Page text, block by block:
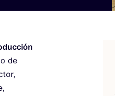
de